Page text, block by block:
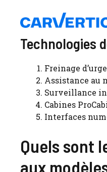
Technologies
Freinage
Assistance au
Surveillance
Cabines
Interfaces
Quels sont
aux